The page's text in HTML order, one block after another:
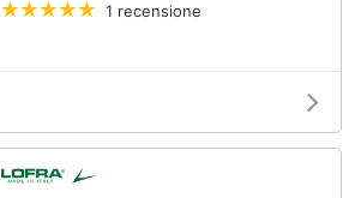
1 recensione